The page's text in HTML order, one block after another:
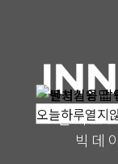
오늘하루열지
오늘하루열지
만족도
빅데